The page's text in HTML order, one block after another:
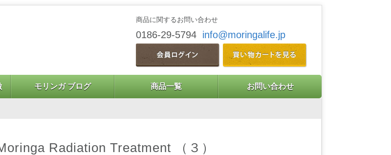
商品に関するお問い合わせ
0186-29-5794 info@moringalife.jp
モリンガ ブログ 商品一覧 お問い合わせ
Radiation Treatment （３）